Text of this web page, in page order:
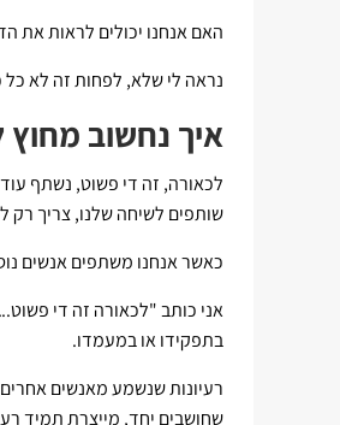
האם אנחנו יכולים לראות את
נראה לי שלא, לפחות זה לא כל
איך נחשוב
לכאורה, זה די פשוט, נשתף
שותפים לשיחה שלנו, צריך רק
כאשר אנחנו משתפים אנשים
אני כותב "לכאורה זה די
בתפקידו או במעמדו.
רעיונות שנשמע מאנשים
שחושבים יחד, מייצרת תמיד